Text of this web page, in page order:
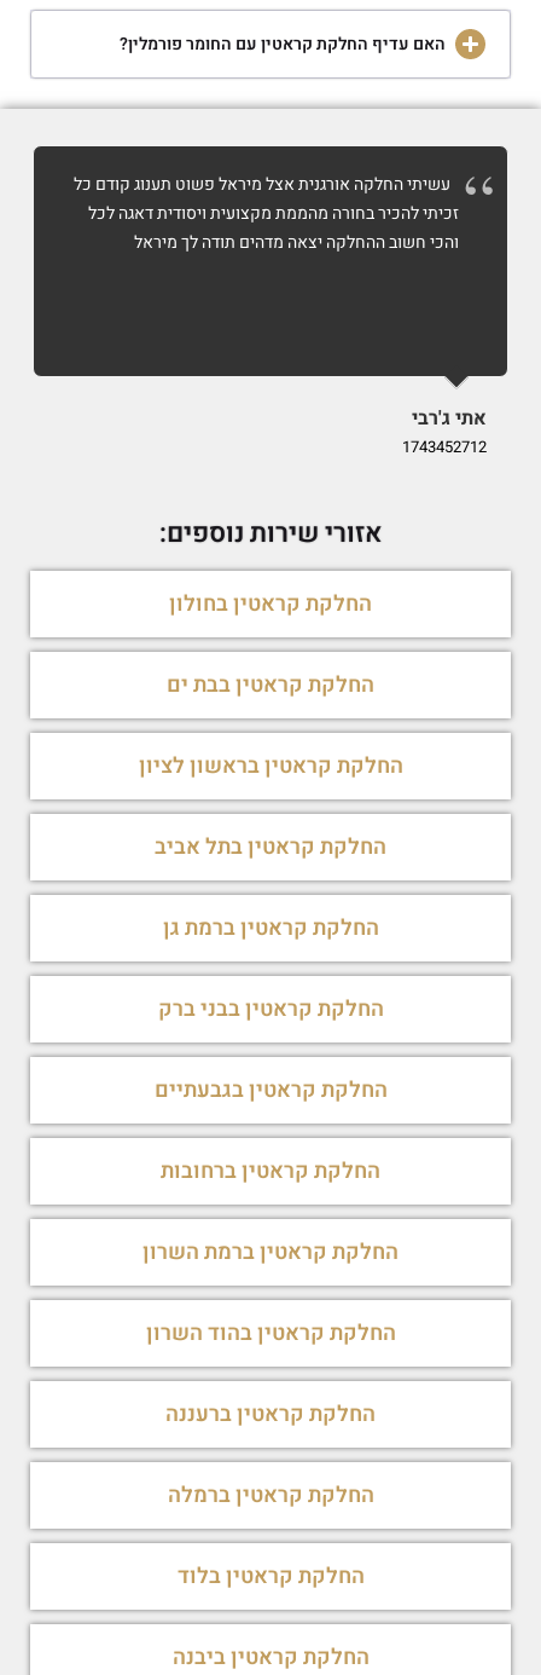
האם עדיף החלקת קראטין עם החומר פורמלין?
עשיתי החלקה אורגנית אצל מיראל פשוט תענוג קודם כל
זכיתי להכיר בחורה מהממת מקצועית ויסודית דאגה לכל
והכי חשוב ההחלקה יצאה מדהים תודה לך מיראל
אתי ג'רבי
1743452712
אזורי שירות נוספים:
החלקת קראטין בחולון
החלקת קראטין בבת ים
החלקת קראטין בראשון לציון
החלקת קראטין בתל אביב
החלקת קראטין ברמת גן
החלקת קראטין בבני ברק
החלקת קראטין בגבעתיים
החלקת קראטין ברחובות
החלקת קראטין ברמת השרון
החלקת קראטין בהוד השרון
החלקת קראטין ברעננה
החלקת קראטין ברמלה
החלקת קראטין בלוד
החלקת קראטין ביבנה